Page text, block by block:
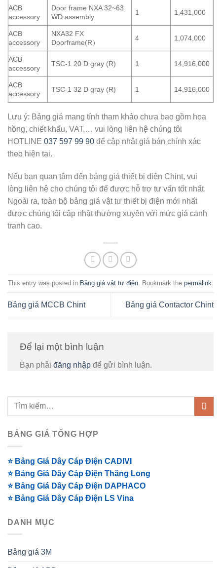
ACB
accessory
Door frame NXA 32~63
WD assembly
1 1,431,000
ACB
accessory
NXA32 FX
Doorframe(R）
4 1,074,000
ACB
accessory
TSC-1 20 D gray (R) 1 14,916,000
ACB
accessory
TSC-1 32 D gray (R) 1 14,916,000
Lưu ý: Bảng giá mang tính tham khảo chưa bao gồm hoa
hồng, chiết khấu, VAT,… vui lòng liên hệ chúng tôi
HOTLINE 037 597 99 90 để cập nhật giá bán chính xác
theo hiện tại.
Nếu bạn quan tâm đến bảng giá thiết bị điện Chint, vui
lòng liên hệ cho chúng tôi để được hỗ trợ tư vấn tốt nhất.
Ngoài ra, toàn bộ bảng giá vật tư thiết bị điện mới nhất
được chúng tôi cập nhật thường xuyên với mức giá cạnh
tranh cao.
This entry was posted in Bảng giá vật tư điện. Bookmark the permalink
Bảng giá MCCB Chint Bảng giá Contactor Chint
Để lại một bình luận
Bạn phải đăng nhập để gửi bình luận.
BẢNG GIÁ TỔNG HỢP
⭐ Bảng Giá Dây Cáp Điện CADIVI
⭐ Bảng Giá Dây Cáp Điện Thăng Long
⭐ Bảng Giá Dây Cáp Điện DAPHACO
⭐ Bảng Giá Dây Cáp Điện LS Vina
DANH MỤC
Bảng giá 3M